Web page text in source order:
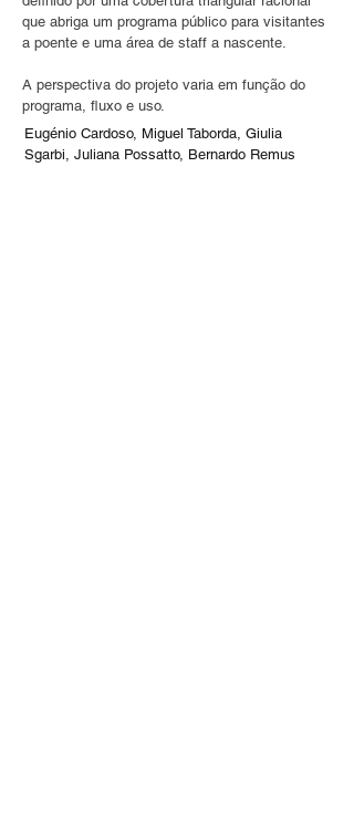
que abriga um programa público para visitantes
a poente e uma área de staff a nascente.
A perspectiva do projeto varia em função do
programa, fluxo e uso.
Eugénio Cardoso, Miguel Taborda, Giulia
Sgarbi, Juliana Possatto, Bernardo Remus